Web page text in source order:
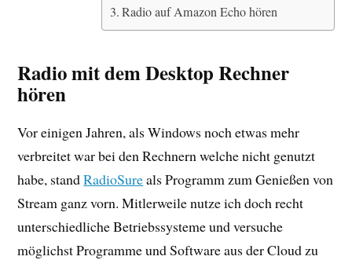
Radio auf Amazon Echo hören
Radio mit dem Desktop Rechner
hören
Vor einigen Jahren, als Windows noch etwas mehr
verbreitet war bei den Rechnern welche nicht genutzt
habe, standRadioSureals Programm zum Genießen von
Stream ganz vorn. Mitlerweile nutze ich doch recht
unterschiedliche Betriebssysteme und versuche
möglichst Programme und Software aus der Cloud zu